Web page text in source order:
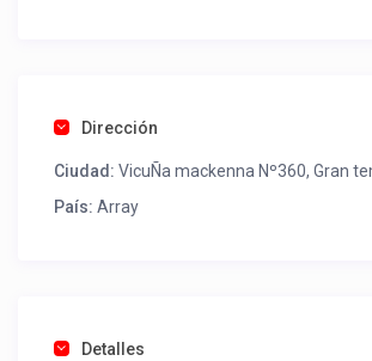
como un profesional sin COMISIONES ni
Tel contacto propiedad:(56) 452690300
Dirección
Ciudad: VicuÑa mackenna Nº360, Gran
País: Array
Detalles